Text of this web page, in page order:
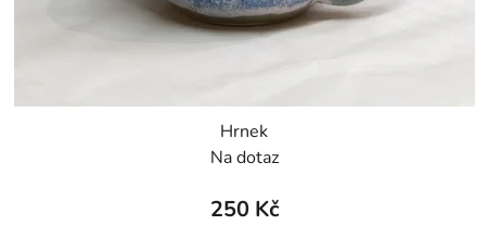
ů
Hrnek
Na dotaz
250 Kč